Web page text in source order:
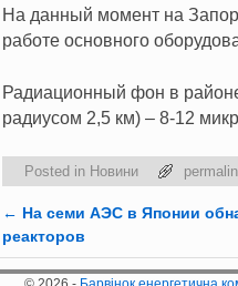
На данный момент на
работе основного
Радиационный фон в
радиусом 2,5 км) – 8-12
Posted in Новини
Post navigation
← На семи АЭС в Японии
реакторов